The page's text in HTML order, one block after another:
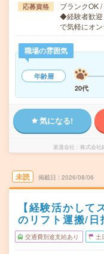
応募資格
ブランクOK
◆経験者歓迎
で気軽にオ
職場の雰囲気
年齢層
20代
気になる!
派遣会社 株式会社
未読 掲載日 2026/08/06
【経験活かし
のリフト運搬/日
交通費別途支給あり 土